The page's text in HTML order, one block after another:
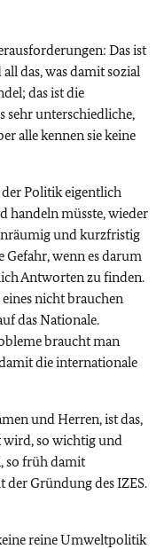
Das ist
das, was damit sozial
das ist die
sehr unterschiedliche,
alle kennen sie keine
der Politik eigentlich
handeln müsste, wieder
und kurzfristig
Gefahr, wenn es darum
Antworten zu finden.
nicht brauchen
das Nationale.
braucht man
die internationale
und Herren, ist das,
wird, so wichtig und
so früh damit
der Gründung des IZES.
reine Umweltpolitik